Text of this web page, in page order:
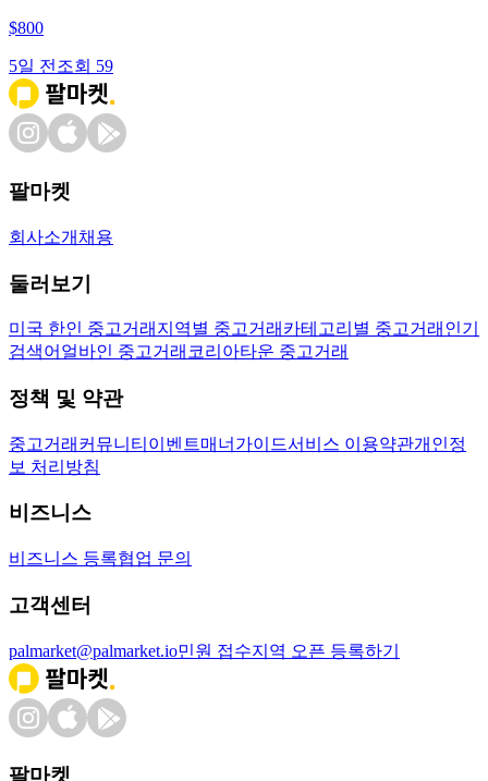
$800
5일 전 조회 59
팔마켓
회사소개 채용
둘러보기
미국 한인 중고거래 지역별 중고거래 카테고리별 중고거래 인기
검색어 얼바인 중고거래 코리아타운 중고거래
정책 및 약관
중고거래 커뮤니티 이벤트매너가이드서비스 이용약관개인정
보 처리방침
비즈니스
비즈니스 등록협업 문의
고객센터
palmarket@palmarket.io민원 접수지역 오픈 등록하기
팔마켓